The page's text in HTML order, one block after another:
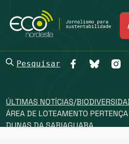
Pesquisar
ÚLTIMAS NOTÍCIAS/
ÁREA DE LOTEAMENTO
DUNAS DA SABIAGUABA